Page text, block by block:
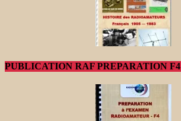
PUBLICATION RAF PREPARATION F4